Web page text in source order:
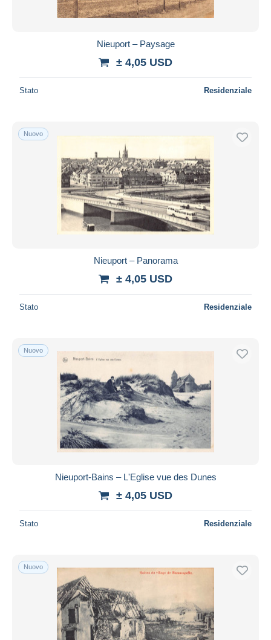
Nieuport – Paysage
± 4,05 USD
Stato Residenziale
Nuovo
Nieuport – Panorama
± 4,05 USD
Stato Residenziale
Nuovo
Nieuport-Bains – L'Eglise vue des Dunes
± 4,05 USD
Stato Residenziale
Nuovo